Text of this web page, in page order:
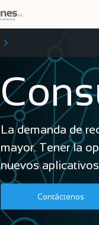
La demanda de
mayor. Tener la
nuevos
Contáctenos